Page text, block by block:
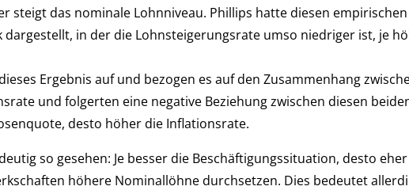
steigt das nominale Lohnniveau. Phillips hatte diesen empirischen
dargestellt, in der die Lohnsteigerungsrate umso niedriger ist, je
Ergebnis auf und bezogen es auf den Zusammenhang
und folgerten eine negative Beziehung zwischen diesen
desto höher die Inflationsrate.
so gesehen: Je besser die Beschäftigungssituation, desto eher
höhere Nominallöhne durchsetzen. Dies bedeutet